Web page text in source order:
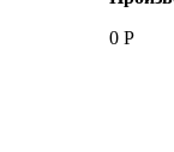
0 Р